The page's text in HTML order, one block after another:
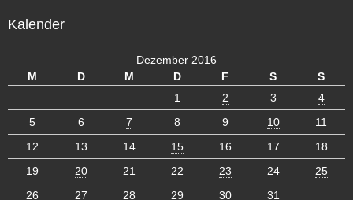
h
Kalender
Dezember 2016
M
D M D F S
S
1
2 3
4
5
6 7 8 9 10
11
12
13 14 15 16 17
18
19
20 21 22 23 24
25
26
27 28 29 30 31